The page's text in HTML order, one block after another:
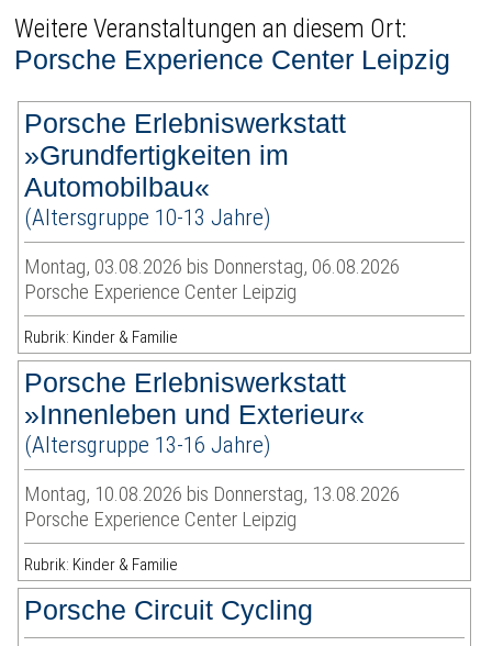
Weitere Veranstaltungen an diesem Ort:
Porsche Experience Center Leipzig
Porsche Erlebniswerkstatt
»Grundfertigkeiten im
Automobilbau«
(Altersgruppe 10-13 Jahre)
Montag, 03.08.2026 bis Donnerstag, 06.08.2026
Porsche Experience Center Leipzig
Rubrik: Kinder & Familie
Porsche Erlebniswerkstatt
»Innenleben und Exterieur«
(Altersgruppe 13-16 Jahre)
Montag, 10.08.2026 bis Donnerstag, 13.08.2026
Porsche Experience Center Leipzig
Rubrik: Kinder & Familie
Porsche Circuit Cycling